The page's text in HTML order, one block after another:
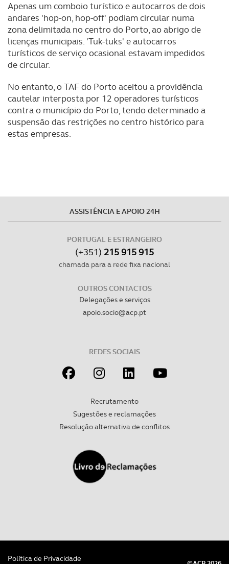
Apenas um comboio turístico e autocarros de dois
andares 'hop-on, hop-off' podiam circular numa
zona delimitada no centro do Porto, ao abrigo de
licenças municipais. 'Tuk-tuks' e autocarros
turísticos de serviço ocasional estavam impedidos
de circular.
No entanto, o TAF do Porto aceitou a providência
cautelar interposta por 12 operadores turísticos
contra o município do Porto, tendo determinado a
suspensão das restrições no centro histórico para
estas empresas.
ASSISTÊNCIA E APOIO 24H
PORTUGAL E ESTRANGEIRO
(+351) 215 915 915
chamada para a rede fixa nacional
OUTROS CONTACTOS
Delegações e serviços
apoio.socio@acp.pt
REDES SOCIAIS
Recrutamento
Sugestões e reclamações
Resolução alternativa de conflitos
Política de Privacidade